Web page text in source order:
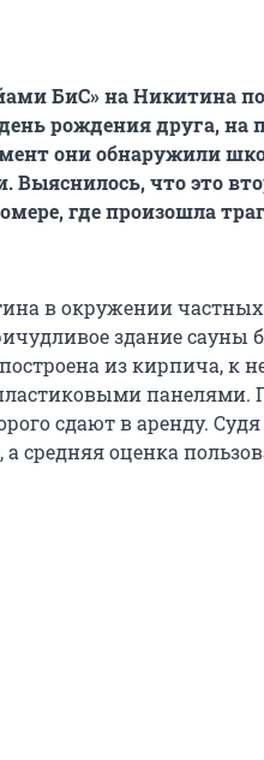
БиС» на Никитина
рождения друга, на
они обнаружили
Выяснилось, что это
где произошла
в окружении частных
здание сауны
из кирпича, к
панелями.
сдают в аренду.
средняя оценка